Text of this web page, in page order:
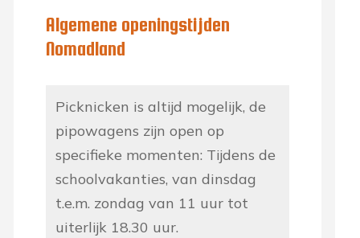
Algemene openingstijden
Nomadland
Picknicken is altijd mogelijk, de
pipowagens zijn open op
specifieke momenten: Tijdens de
schoolvakanties, van dinsdag
t.e.m. zondag van 11 uur tot
uiterlijk 18.30 uur.